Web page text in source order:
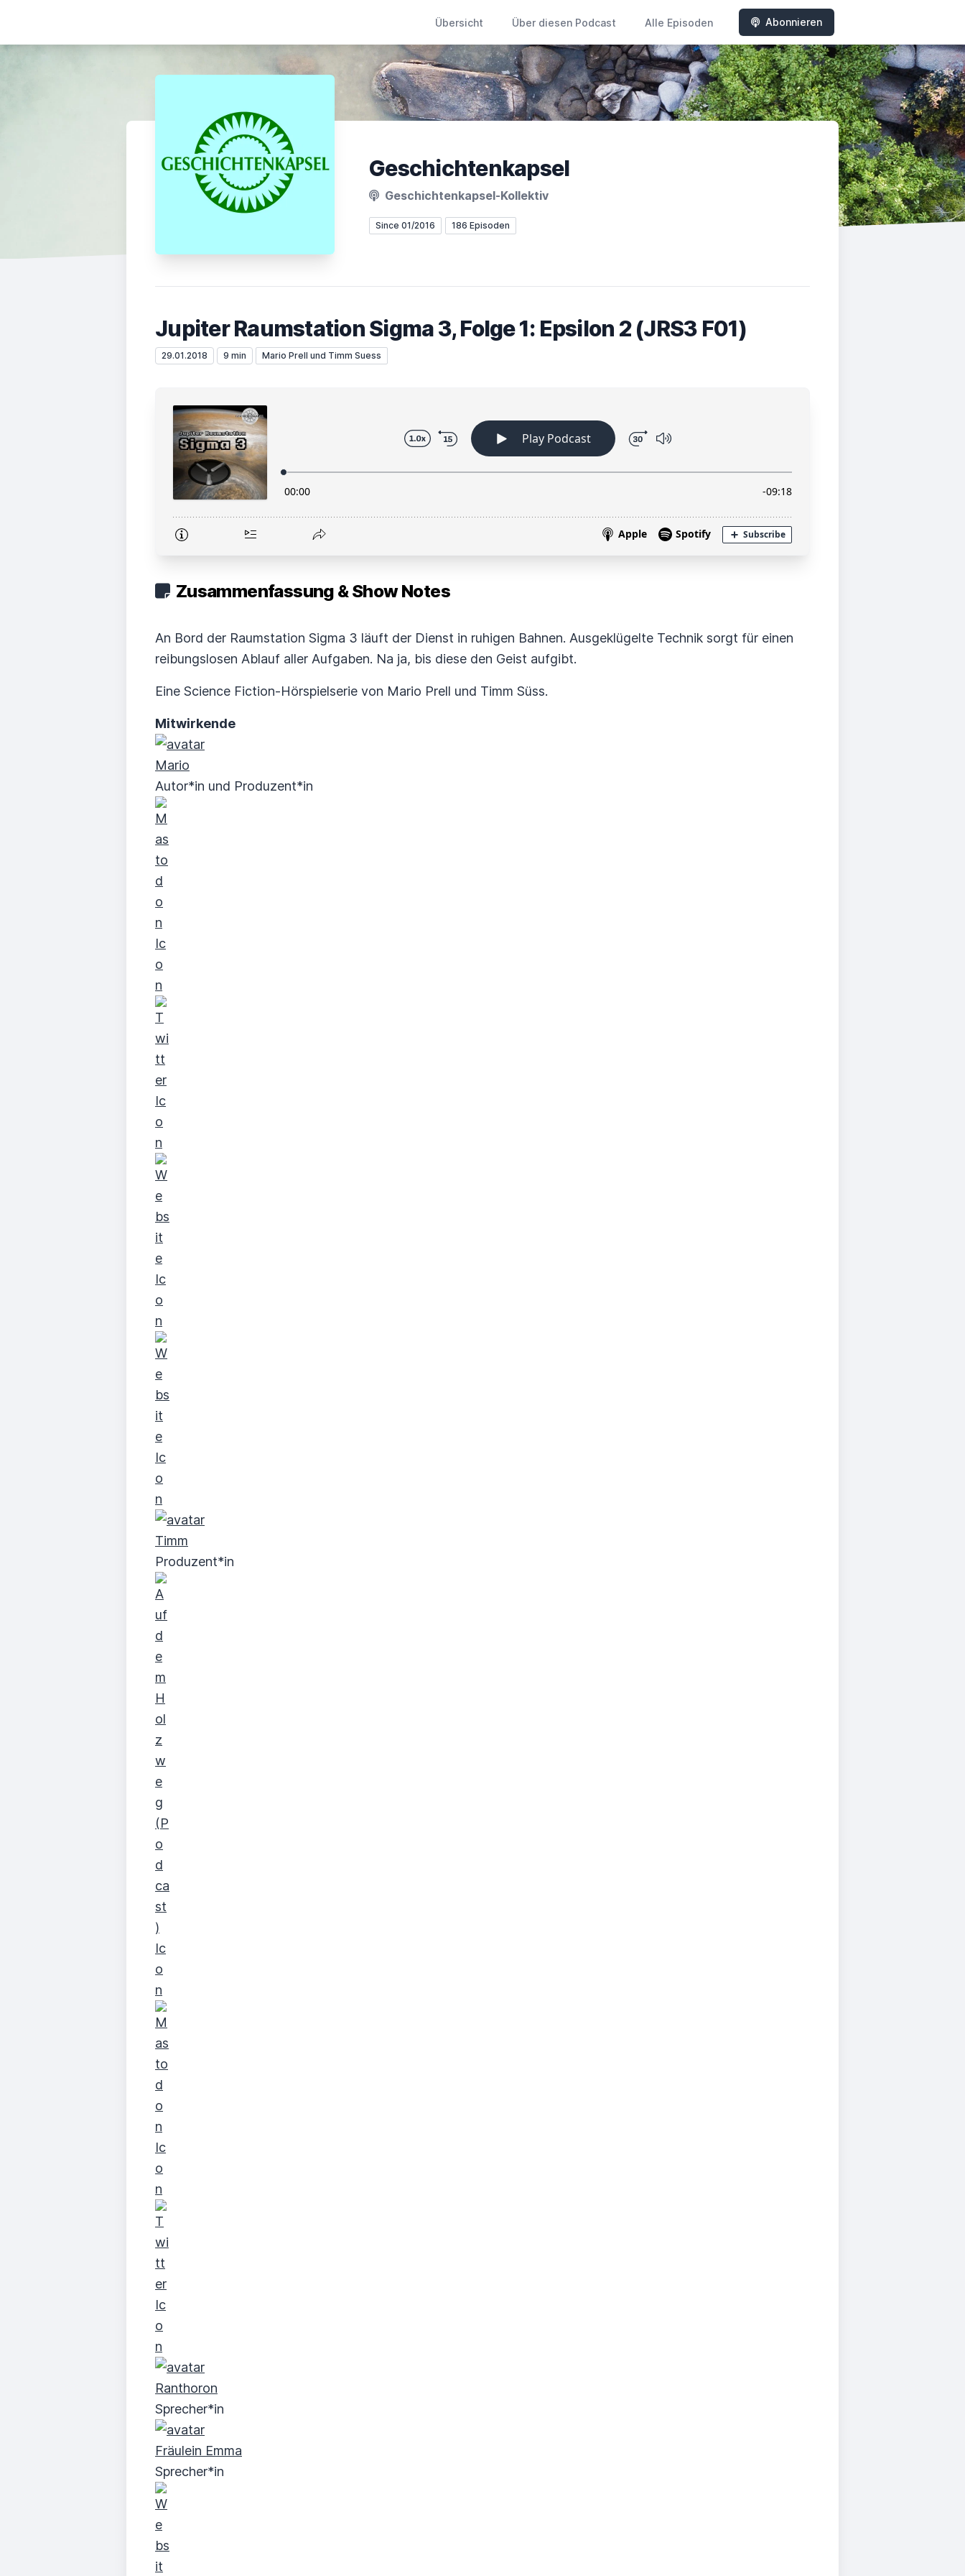
Übersicht Über diesen Podcast Alle Episoden Abonnieren
Geschichtenkapsel
Geschichtenkapsel-Kollektiv
Since 01/2016 186 Episoden
Jupiter Raumstation Sigma 3, Folge 1: Epsilon 2 (JRS3 F01)
29.01.2018 9 min Mario Prell und Timm Suess
Zusammenfassung & Show Notes
An Bord der Raumstation Sigma 3 läuft der Dienst in ruhigen Bahnen. Ausgeklügelte Technik sorgt für einen
reibungslosen Ablauf aller Aufgaben. Na ja, bis diese den Geist aufgibt.
Eine Science Fiction-Hörspielserie von Mario Prell und Timm Süss.
Mitwirkende
Mario
Autor*in und Produzent*in
Timm
Produzent*in
Ranthoron
Sprecher*in
Fräulein Emma
Sprecher*in